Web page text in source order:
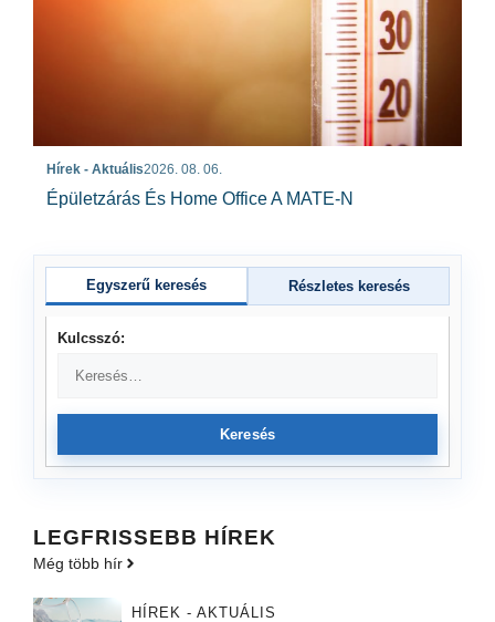
Hírek - Aktuális2026. 08. 06.
Épületzárás És Home Office A MATE-N
Egyszerű keresés Részletes keresés
Kulcsszó:
Keresés
LEGFRISSEBB HÍREK
Még több hír
HÍREK - AKTUÁLIS